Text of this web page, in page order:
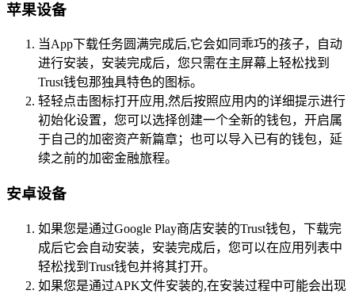
苹果设备
当App下载任务圆满完成后,它会如同乖巧的孩子，自动
进行安装，安装完成后，您只需在主屏幕上轻松找到
Trust钱包那独具特色的图标。
轻轻点击图标打开应用,然后按照应用内的详细提示进行
初始化设置，您可以选择创建一个全新的钱包，开启属
于自己的加密资产新篇章；也可以导入已有的钱包，延
续之前的加密金融旅程。
安卓设备
如果您是通过Google Play商店安装的Trust钱包，下载完
成后它会自动安装，安装完成后，您可以在应用列表中
轻松找到Trust钱包并将其打开。
如果您是通过APK文件安装的,在安装过程中可能会出现